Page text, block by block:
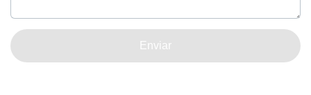
Enviar